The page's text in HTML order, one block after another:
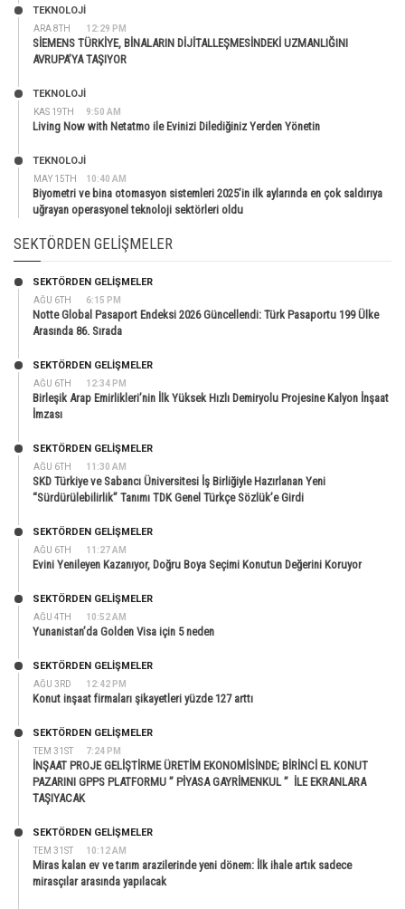
ARA 8TH 12:29 PM
TEKNOLOJİ
SİEMENS TÜRKİYE, BİNALARIN DİJİTALLEŞMESİNDEKİ UZMANLIĞINI
AVRUPA’YA TAŞIYOR
KAS 19TH 9:50 AM
TEKNOLOJİ
Living Now with Netatmo ile Evinizi Dilediğiniz Yerden Yönetin
MAY 15TH 10:40 AM
TEKNOLOJİ
Biyometri ve bina otomasyon sistemleri 2025’in ilk aylarında en çok saldırıya
uğrayan operasyonel teknoloji sektörleri oldu
SEKTÖRDEN GELIŞMELER
AĞU 6TH 6:15 PM
SEKTÖRDEN GELIŞMELER
Notte Global Pasaport Endeksi 2026 Güncellendi: Türk Pasaportu 199 Ülke
Arasında 86. Sırada
AĞU 6TH 12:34 PM
SEKTÖRDEN GELIŞMELER
Birleşik Arap Emirlikleri’nin İlk Yüksek Hızlı Demiryolu Projesine Kalyon İnşaat
İmzası
AĞU 6TH 11:30 AM
SEKTÖRDEN GELIŞMELER
SKD Türkiye ve Sabancı Üniversitesi İş Birliğiyle Hazırlanan Yeni
“Sürdürülebilirlik” Tanımı TDK Genel Türkçe Sözlük’e Girdi
AĞU 6TH 11:27 AM
SEKTÖRDEN GELIŞMELER
Evini Yenileyen Kazanıyor, Doğru Boya Seçimi Konutun Değerini Koruyor
AĞU 4TH 10:52 AM
SEKTÖRDEN GELIŞMELER
Yunanistan’da Golden Visa için 5 neden
AĞU 3RD 12:42 PM
SEKTÖRDEN GELIŞMELER
Konut inşaat firmaları şikayetleri yüzde 127 arttı
TEM 31ST 7:24 PM
SEKTÖRDEN GELIŞMELER
İNŞAAT PROJE GELİŞTİRME ÜRETİM EKONOMİSİNDE; BİRİNCİ EL KONUT
PAZARINI GPPS PLATFORMU ” PİYASA GAYRİMENKUL ” İLE EKRANLARA
TAŞIYACAK
TEM 31ST 10:12 AM
SEKTÖRDEN GELIŞMELER
Miras kalan ev ve tarım arazilerinde yeni dönem: İlk ihale artık sadece
mirasçılar arasında yapılacak